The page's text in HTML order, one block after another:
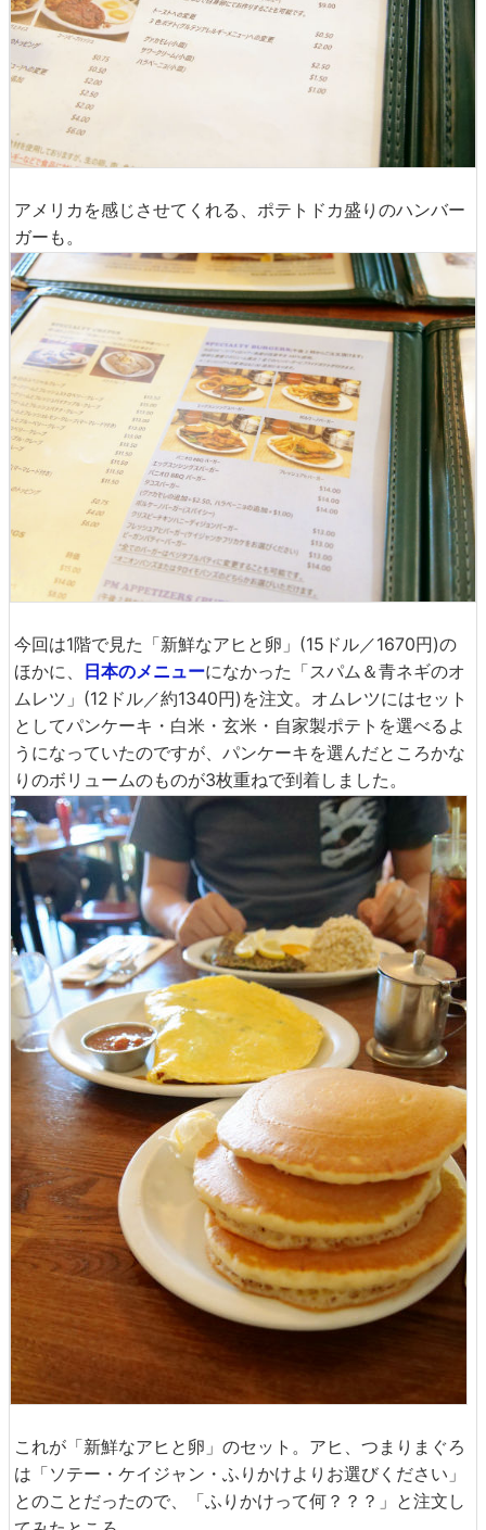
アメリカを感じさせてくれる、ポテトドカ盛りのハンバー
ガーも。
今回は1階で見た「新鮮なアヒと卵」(15ドル／1670円)の
ほかに、 日本のメニューになかった「スパム＆青ネギのオ
ムレツ」(12ドル／約1340円)を注文。オムレツにはセット
としてパンケーキ・白米・玄米・自家製ポテトを選べるよ
うになっていたのですが、パンケーキを選んだところかな
りのボリュームのものが3枚重ねで到着しました。
これが「新鮮なアヒと卵」のセット。アヒ、つまりまぐろ
は「ソテー・ケイジャン・ふりかけよりお選びください」
とのことだったので、「ふりかけって何？？？」と注文し